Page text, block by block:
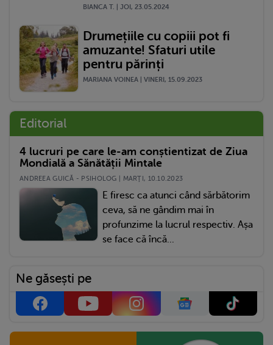
BIANCA T. | JOI, 23.05.2024
Drumețiile cu copiii pot fi
amuzante! Sfaturi utile
pentru părinți
MARIANA VOINEA | VINERI, 15.09.2023
Editorial
4 lucruri pe care le-am conștientizat de Ziua
Mondială a Sănătății Mintale
ANDREEA GUICĂ - PSIHOLOG | MARŢI, 10.10.2023
E firesc ca atunci când sărbătorim
ceva, să ne gândim mai în
profunzime la lucrul respectiv. Așa
se face că încă...
Ne găsești pe